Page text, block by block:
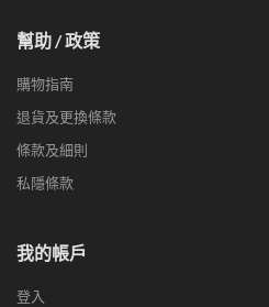
幫助 / 政策
購物指南
退貨及更換條款
條款及細則
私隱條款
我的帳戶
登入